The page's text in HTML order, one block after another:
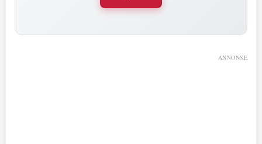
ANNONSE